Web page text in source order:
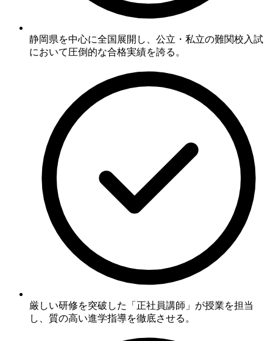
静岡県を中心に全国展開し、 公立・私立の難関校入試
において圧倒的な合格実績を誇る 。
厳しい研修を突破した「正社員講師」が授業を担当
し、質の高い進学指導を徹底させる。